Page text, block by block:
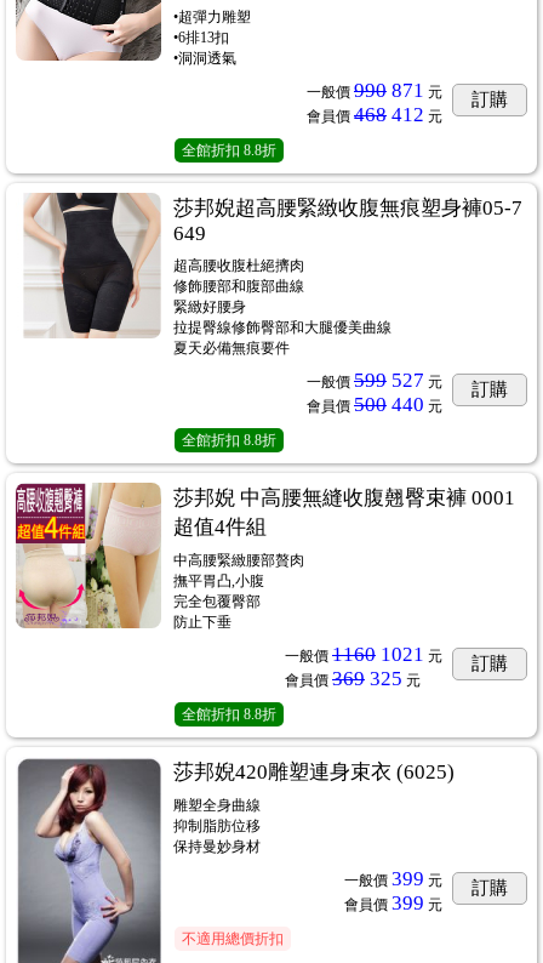
•超彈力雕塑
•6排13扣
•洞洞透氣
一般價 990 871 元
會員價 468 412 元
訂購
全館折扣 8.8折
莎邦婗超高腰緊緻收腹無痕塑身褲05-7
649
超高腰收腹杜絕擠肉
修飾腰部和腹部曲線
緊緻好腰身
拉提臀線修飾臀部和大腿優美曲線
夏天必備無痕要件
一般價 599 527 元
會員價 500 440 元
訂購
全館折扣 8.8折
莎邦婗 中高腰無縫收腹翹臀束褲 0001
超值4件組
中高腰緊緻腰部贅肉
撫平胃凸,小腹
完全包覆臀部
防止下垂
一般價 1160 1021 元
會員價 369 325 元
訂購
全館折扣 8.8折
莎邦婗420雕塑連身束衣 (6025)
雕塑全身曲線
抑制脂肪位移
保持曼妙身材
一般價 399 元
會員價 399 元
訂購
不適用總價折扣